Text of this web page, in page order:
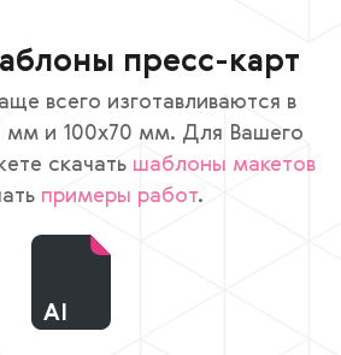
пресс-карт
всего изготавливаются в
мм и 100х70 мм. Для Вашего
скачать шаблоны макетов
примеры работ.
AI